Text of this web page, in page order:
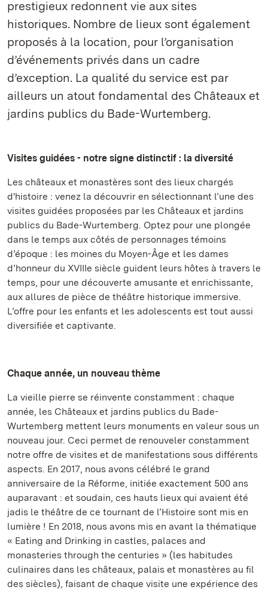
prestigieux redonnent vie aux sites
historiques. Nombre de lieux sont également
proposés à la location, pour l’organisation
d’événements privés dans un cadre
d’exception. La qualité du service est par
ailleurs un atout fondamental des Châteaux et
jardins publics du Bade-Wurtemberg.
Visites guidées - notre signe distinctif : la diversité
Les châteaux et monastères sont des lieux chargés
d'histoire : venez la découvrir en sélectionnant l’une des
visites guidées proposées par les Châteaux et jardins
publics du Bade-Wurtemberg. Optez pour une plongée
dans le temps aux côtés de personnages témoins
d’époque : les moines du Moyen-Âge et les dames
d’honneur du XVIIIe siècle guident leurs hôtes à travers le
temps, pour une découverte amusante et enrichissante,
aux allures de pièce de théâtre historique immersive.
L’offre pour les enfants et les adolescents est tout aussi
diversifiée et captivante.
Chaque année, un nouveau thème
La vieille pierre se réinvente constamment : chaque
année, les Châteaux et jardins publics du Bade-
Wurtemberg mettent leurs monuments en valeur sous un
nouveau jour. Ceci permet de renouveler constamment
notre offre de visites et de manifestations sous différents
aspects. En 2017, nous avons célébré le grand
anniversaire de la Réforme, initiée exactement 500 ans
auparavant : et soudain, ces hauts lieux qui avaient été
jadis le théâtre de ce tournant de l’Histoire sont mis en
lumière ! En 2018, nous avons mis en avant la thématique
« Eating and Drinking in castles, palaces and
monasteries through the centuries » (les habitudes
culinaires dans les châteaux, palais et monastères au fil
des siècles), faisant de chaque visite une expérience des